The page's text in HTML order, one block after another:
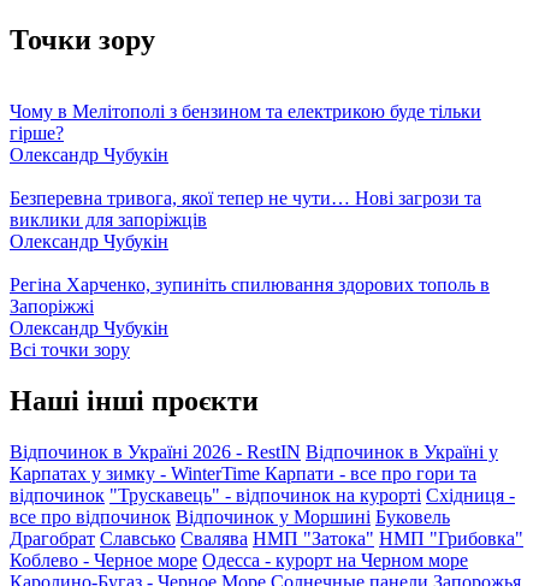
Точки зору
Чому в Мелітополі з бензином та електрикою буде тільки
гірше?
Олександр Чубукін
Безперевна тривога, якої тепер не чути… Нові загрози та
виклики для запоріжців
Олександр Чубукін
Регіна Харченко, зупиніть спилювання здорових тополь в
Запоріжжі
Олександр Чубукін
Всі точки зору
Наші інші проєкти
Відпочинок в Україні 2026 - RestIN Відпочинок в Україні у
Карпатах у зимку - WinterTime Карпати - все про гори та
відпочинок "Трускавець" - відпочинок на курорті Східниця -
все про відпочинок Відпочинок у Моршині Буковель
Драгобрат Славсько Свалява НМП "Затока" НМП "Грибовка"
Коблево - Черное море Одесса - курорт на Черном море